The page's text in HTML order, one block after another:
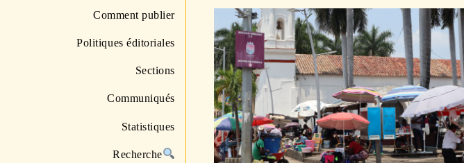
Comment publier
Politiques éditoriales
Sections
Communiqués
Statistiques
Recherche